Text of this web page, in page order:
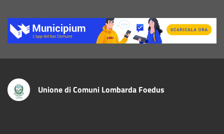
Title
Unione di Comuni Lombarda Foedus